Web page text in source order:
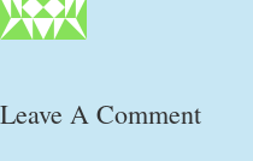
Leave A Comment